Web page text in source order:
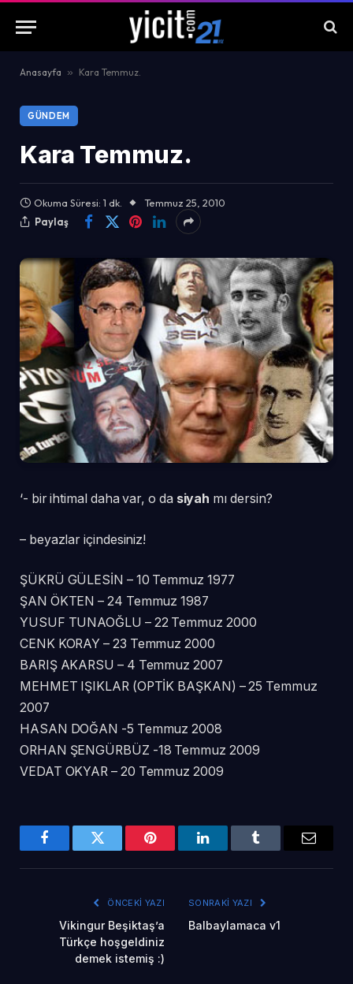
Anasayfa » Kara Temmuz.
GÜNDEM
Kara Temmuz.
Okuma Süresi: 1 dk.
Temmuz 25, 2010
Paylaş
‘- bir ihtimal daha var, o da siyah mı dersin?
– beyazlar içindesiniz!
ŞÜKRÜ GÜLESİN – 10 Temmuz 1977
ŞAN ÖKTEN – 24 Temmuz 1987
YUSUF TUNAOĞLU – 22 Temmuz 2000
CENK KORAY – 23 Temmuz 2000
BARIŞ AKARSU – 4 Temmuz 2007
MEHMET IŞIKLAR (OPTİK BAŞKAN) – 25 Temmuz
2007
HASAN DOĞAN -5 Temmuz 2008
ORHAN ŞENGÜRBÜZ -18 Temmuz 2009
VEDAT OKYAR – 20 Temmuz 2009
FacebookTwitter Pinterest LinkedInTumblr Email
ÖNCEKI YAZI
Vikingur Beşiktaş’a
Türkçe hoşgeldiniz
demek istemiş :)
SONRAKI YAZI
Balbaylamaca v1